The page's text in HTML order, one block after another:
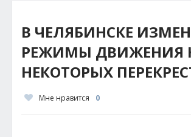
В ЧЕЛЯБИНСКЕ
РЕЖИМЫ ДВИЖЕНИЯ
НЕКОТОРЫХ
Мне нравится 0